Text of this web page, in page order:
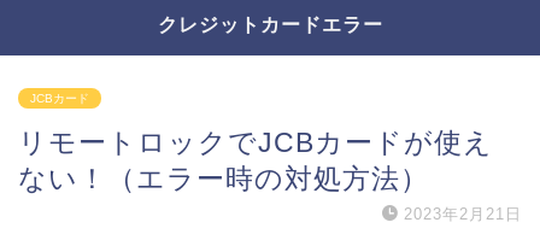
クレジットカードエラー
JCBカード
リモートロックでJCBカードが使え
ない！（エラー時の対処方法）
2023年2月21日